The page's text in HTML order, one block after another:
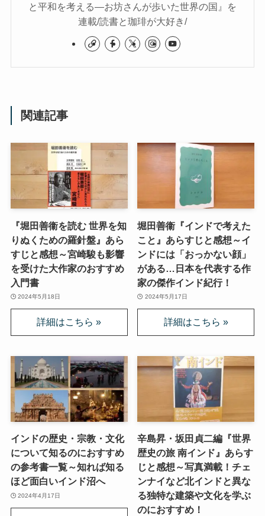
と平和を考える―お坊さんが歩いた世界の国』を
連載/読書と珈琲が大好き/
関連記事
『堀田善衞を読む 世界を知
りぬくための羅針盤』あら
すじと感想～宮崎駿も影響
を受けた大作家のおすすめ
入門書
2024年5月18日
堀田善衞『インドで考えた
こと』あらすじと感想～イ
ンドには「おっかない顔」
がある…日本を代表する作
家の傑作インド紀行！
2024年5月17日
インドの歴史・宗教・文化
について知るのにおすすめ
の参考書一覧～知れば知る
ほど面白いインド沼へ
2024年4月17日
辛島昇・坂田貞二編『世界
歴史の旅 南インド』あらす
じと感想～写真満載！チェ
ンナイなど北インドと異な
る独特な建築や文化を学ぶ
のにおすすめ！